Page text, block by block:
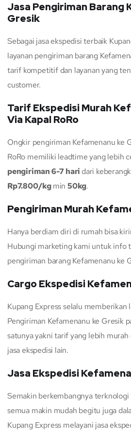
Jasa Pengiriman Barang
Gresik
Sebagai jasa ekspedisi terbaik
layanan pengiriman barang
tarif kompetitif dan layanan yang
customer.
Tarif Ekspedisi Murah
Via Kapal RoRo
Ongkir pengiriman Kefamenanu ke
RoRo memiliki leadtime yang lebih
pengiriman 6-7 hari dari
Rp7.800/kgmin50kg.
Pengiriman Murah
Hanya berdiam diri di rumah bisa
Hubungi marketing kami untuk info
pengiriman barang Kefamenanu ke
Cargo Ekspedisi
Kupang Express selalu memberikan
Pengiriman Kefamenanu ke Gresik
satunya yakni tarif yang lebih
jasa ekspedisi lain.
Jasa Ekspedisi
Semakin berkembangnya
semua makin mudah begitu juga
Kupang Express melayani jasa